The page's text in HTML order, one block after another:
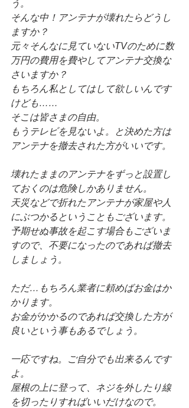
う。
そんな中！アンテナが壊れたらどうし
ますか？
元々そんなに見ていないTVのために数
万円の費用を費やしてアンテナ交換な
さいますか？
もちろん私としてはして欲しいんです
けども……
そこは皆さまの自由。
もうテレビを見ないよ。と決めた方は
アンテナを撤去された方がいいです。
壊れたままのアンテナをずっと設置し
ておくのは危険しかありません。
天災などで折れたアンテナが家屋や人
にぶつかるということもございます。
予期せぬ事故を起こす場合もございま
すので、不要になったのであれば撤去
しましょう。
ただ…もちろん業者に頼めばお金はか
かります。
お金がかかるのであれば交換した方が
良いという事もあるでしょう。
一応ですね。ご自分でも出来るんです
よ。
屋根の上に登って、ネジを外したり線
を切ったりすればいいだけなので。